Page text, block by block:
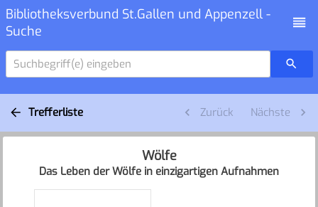
Bibliotheksverbund St.Gallen und Appenzell -
Suche
Suchbegriff(e) eingeben
Trefferliste Zurück Nächste
Wölfe
Das Leben der Wölfe in einzigartigen Aufnahmen